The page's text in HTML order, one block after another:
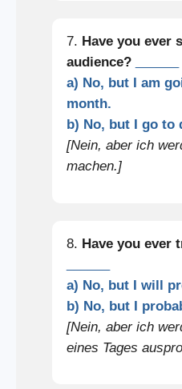
7. Have you ever
audience?
a) No, but I am
month.
b) No, but I go to
[Nein, aber ich
machen.]
8. Have you ever
a) No, but I will
b) No, but I
[Nein, aber ich
eines Tages